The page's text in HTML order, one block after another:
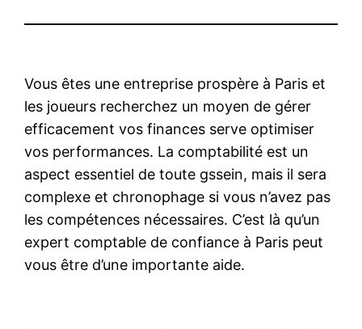
Vous êtes une entreprise prospère à Paris et
les joueurs recherchez un moyen de gérer
efficacement vos finances serve optimiser
vos performances. La comptabilité est un
aspect essentiel de toute gssein, mais il sera
complexe et chronophage si vous n’avez pas
les compétences nécessaires. C’est là qu’un
expert comptable de confiance à Paris peut
vous être d’une importante aide.